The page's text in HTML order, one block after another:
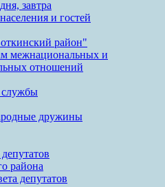
завтра
и гостей
район"
межнациональных и
отношений
службы
дружины
района
депутатов